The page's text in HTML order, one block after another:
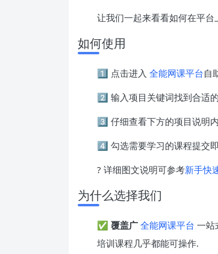
让我们一起来看看如何在平台
如何使用
1️⃣ 点击进入 全能网课平台自
2️⃣ 输入项目关键词找到合适
3️⃣ 仔细查看下方的项目说明
4️⃣ 勾选需要学习的课程提交
? 详细图文说明可参考新手快
为什么选择我们
✅ 覆盖广 全能网课平台 一站
培训课程几乎都能可操作.